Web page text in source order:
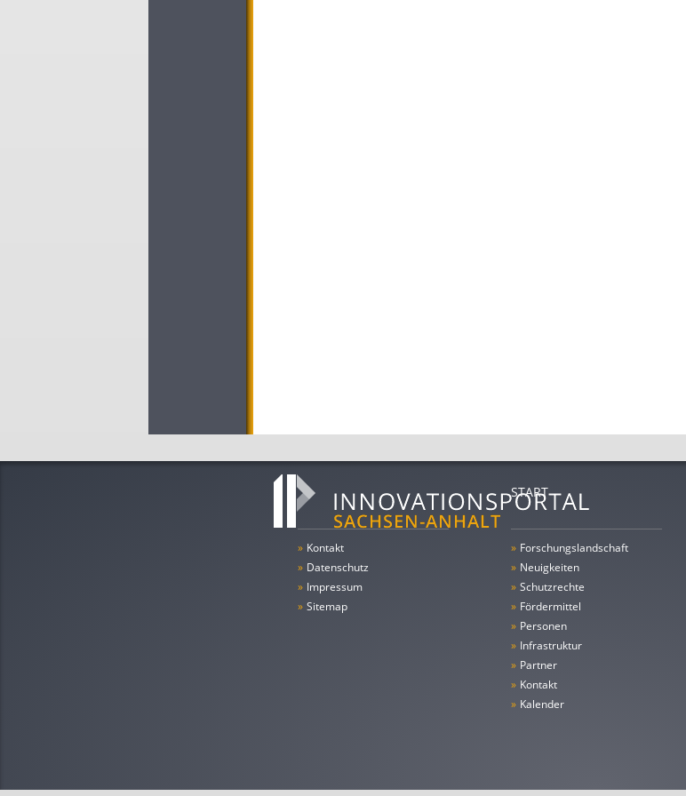
» Kontakt
» Datenschutz
» Impressum
» Sitemap
START
» Forschungs­landschaft
» Neuigkeiten
» Schutzrechte
» Fördermittel
» Personen
» Infrastruktur
» Partner
» Kontakt
» Kalender